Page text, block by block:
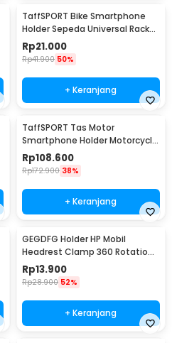
TaffSPORT Bike Smartphone
Holder Sepeda Universal Rack
Bicycle - BM03
Rp21.000
Rp41.900 50%
+ Keranjang
TaffSPORT Tas Motor
Smartphone Holder Motorcycle
Fuel Bag - SA212
Rp108.600
Rp172.900 38%
+ Keranjang
GEGDFG Holder HP Mobil
Headrest Clamp 360 Rotation
Car Phone Holder - GP97
Rp13.900
Rp28.900 52%
+ Keranjang